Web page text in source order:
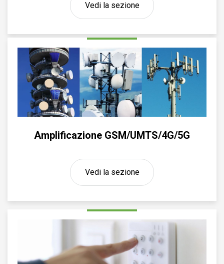
Vedi la sezione
Amplificazione GSM/UMTS/4G/5G
Vedi la sezione